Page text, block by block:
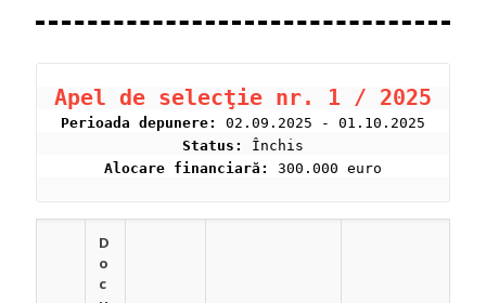
Apel de selecţie nr. 1 / 2025
Perioada depunere:
02.09.2025 - 01.10.2025
Status:
Închis
Alocare financiară:
300.000 euro
D
o
c